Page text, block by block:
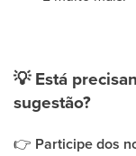
💡Está
sugestão?
👉 ​Participe dos